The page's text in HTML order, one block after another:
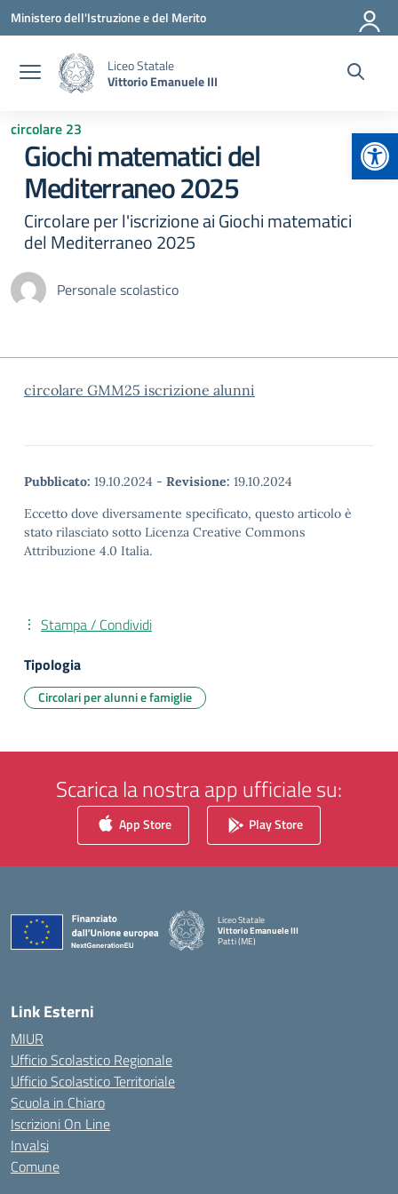
Vai ai contenuti
Vai al menu di navigazione
Vai al footer
Ministero dell'Istruzione e del Merito
Liceo Statale
Vittorio Emanuele III
circolare 23
Giochi matematici del
Mediterraneo 2025
Circolare per l'iscrizione ai Giochi matematici
del Mediterraneo 2025
Personale scolastico
circolare GMM25 iscrizione alunni
Pubblicato: 19.10.2024 - Revisione: 19.10.2024
Eccetto dove diversamente specificato, questo articolo è
stato rilasciato sotto Licenza Creative Commons
Attribuzione 4.0 Italia.
Stampa / Condividi
Tipologia
Circolari per alunni e famiglie
Scarica la nostra app ufficiale su:
App Store Play Store
Liceo Statale
Vittorio Emanuele III
Patti (ME)
Link Esterni
MIUR
Ufficio Scolastico Regionale
Ufficio Scolastico Territoriale
Scuola in Chiaro
Iscrizioni On Line
Invalsi
Comune